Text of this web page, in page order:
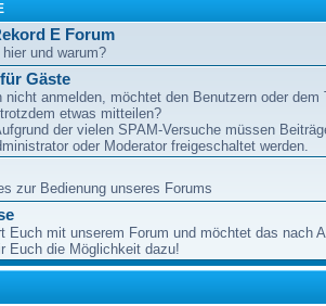
E Forum
und warum?
Gäste
nicht anmelden, möchtet den Benutzern oder dem
etwas mitteilen?
der vielen SPAM-Versuche müssen
oder Moderator freigeschaltet werden.
zur Bedienung unseres Forums
Euch mit unserem Forum und möchtet das nach
Euch die Möglichkeit dazu!